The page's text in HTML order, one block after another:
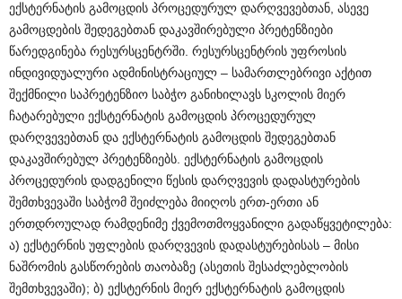
ექსტერნატის გამოცდის პროცედურულ დარღვევებთან, ასევე
გამოცდების შედეგებთან დაკავშირებული პრეტენზიები
წარედგინება რესურსცენტრში. რესურსცენტრის უფროსის
ინდივიდუალური ადმინისტრაციულ – სამართლებრივი აქტით
შექმნილი საპრეტენზიო საბჭო განიხილავს სკოლის მიერ
ჩატარებული ექსტერნატის გამოცდის პროცედურულ
დარღვევებთან და ექსტერნატის გამოცდის შედეგებთან
დაკავშირებულ პრეტენზიებს. ექსტერნატის გამოცდის
პროცედურის დადგენილი წესის დარღვევის დადასტურების
შემთხვევაში საბჭომ შეიძლება მიიღოს ერთ-ერთი ან
ერთდროულად რამდენიმე ქვემოთმოყვანილი გადაწყვეტილება:
ა) ექსტერნის უფლების დარღვევის დადასტურებისას – მისი
ნაშრომის გასწორების თაობაზე (ასეთის შესაძლებლობის
შემთხვევაში); ბ) ექსტერნის მიერ ექსტერნატის გამოცდის